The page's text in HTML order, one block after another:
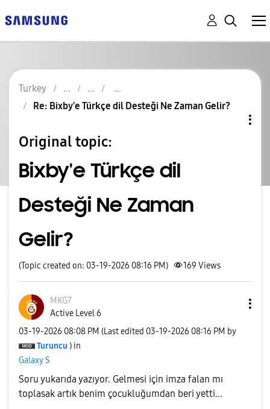
Turkey
Re: Bixby'e Türkçe dil Desteği Ne Zaman Gelir?
Original topic:
Bixby'e Türkçe dil
Desteği Ne Zaman
Gelir?
(Topic created on: 03-19-2026 08:16 PM) 169 Views
MKG7
Active Level 6
‎03-19-2026 08:08 PM (Last edited ‎03-19-2026 08:16 PM by
Turuncu ) in
Galaxy S
Soru yukarıda yazıyor. Gelmesi için imza falan mı
toplasak artık benim çocukluğumdan beri yetti...